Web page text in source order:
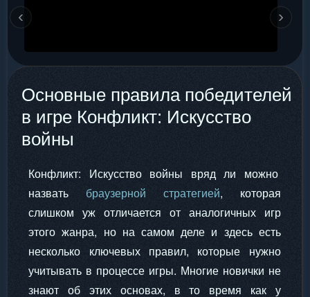
‹ ›
Основные правила победителей
в игре Конфликт: Искусство
войны
Конфликт: Искусство войны вряд ли можно
назвать браузерной стратегией, которая
слишком уж отличается от аналогичных игр
этого жанра, но на самом деле и здесь есть
несколько ключевых правил, которые нужно
учитывать в процессе игры. Многие новички не
знают об этих основах, в то время как у